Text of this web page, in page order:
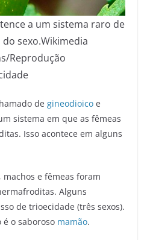
a um sistema raro de
sexo.Wikimedia
Reprodução
de gineodioico e
sistema em que as fêmeas
Isso acontece em alguns
machos e fêmeas foram
Alguns
de trioecidade (três sexos).
é o saboroso mamão.